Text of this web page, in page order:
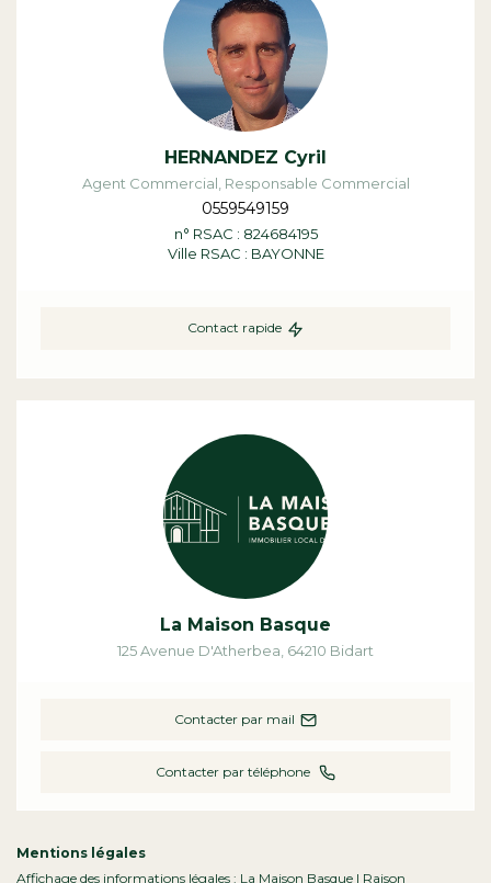
HERNANDEZ Cyril
Agent Commercial, Responsable Commercial
0559549159
n° RSAC : 824684195
Ville RSAC : BAYONNE
Contact rapide
La Maison Basque
125 Avenue D'Atherbea 64210 Bidart
Contacter par mail
Contacter par téléphone
Mentions légales
Affichage des informations légales : La Maison Basque | Raison